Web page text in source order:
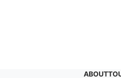
ABOUT